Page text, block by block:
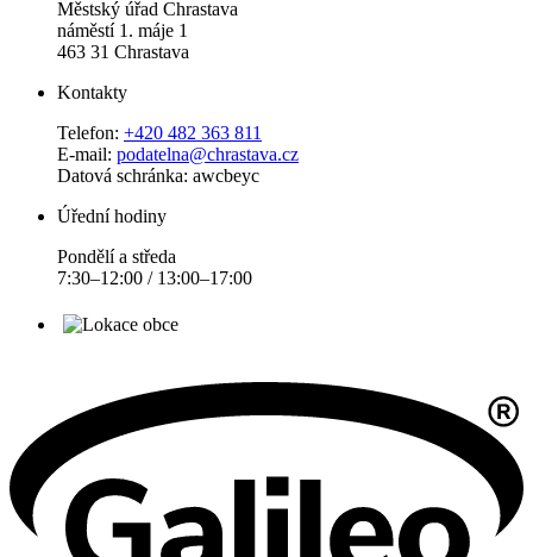
Městský úřad Chrastava
náměstí 1. máje 1
463 31 Chrastava
Kontakty
Telefon: +420 482 363 811
E-mail: podatelna@chrastava.cz
Datová schránka: awcbeyc
Úřední hodiny
Pondělí a středa
7:30–12:00 / 13:00–17:00